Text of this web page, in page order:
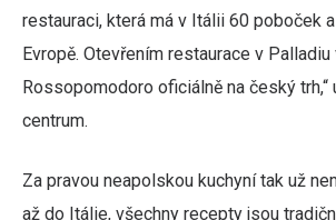
restauraci, která má v Itálii 60 poboček
Evropě. Otevřením restaurace v
Rossopomodoro oficiálně na český
centrum.
Za pravou neapolskou kuchyní tak už
až do Itálie, všechny recepty jsou